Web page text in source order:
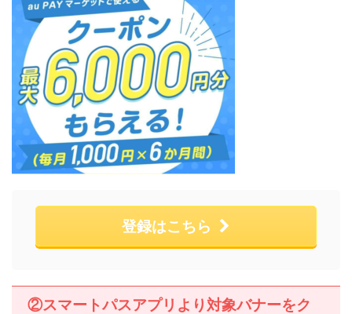
登録はこちら
②スマートパスアプリより対象バナーをク